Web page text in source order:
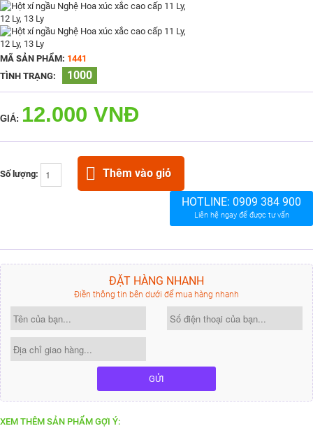
MÃ SẢN PHẨM: 1441
TÌNH TRẠNG:
1000
GIÁ: 12.000 VNĐ
Số lượng: Thêm vào giỏ
HOTLINE: 0909 384 900
Liên hệ ngay để được tư vấn
ĐẶT HÀNG NHANH
Điền thông tin bên dưới để mua hàng nhanh
GỬI
XEM THÊM SẢN PHẨM GỢI Ý: